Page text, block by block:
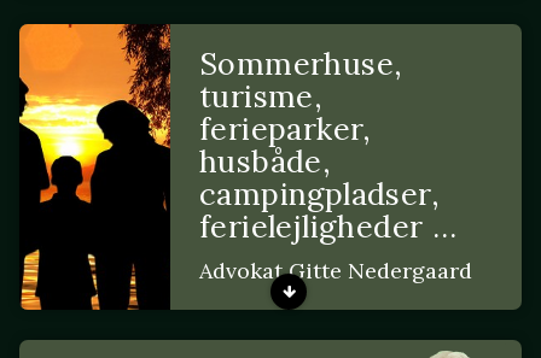
Sommerhuse,
turisme,
ferieparker,
husbåde,
campingpladser,
ferielejligheder …
Advokat Gitte Nedergaard